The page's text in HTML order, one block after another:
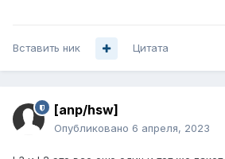
Вставить ник Цитата
[anp/hsw]
Опубликовано 6 апреля, 2023